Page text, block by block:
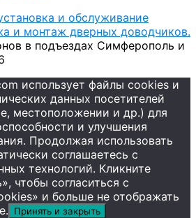
и обслуживание
и монтаж дверных доводчиков.
в подъездах Симферополь и
использует файлы cookies и
данных посетителей
местоположении и др.) для
и улучшения
Продолжая использовать
соглашаетесь с
технологий. Кликните
чтобы согласиться с
и больше не отображать
Принять и закрыть